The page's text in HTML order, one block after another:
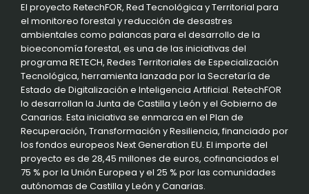
El proyecto RetechFOR, Red Tecnológica y Territorial para
el monitoreo forestal y reducción de desastres
ambientales como palancas para el desarrollo de la
bioeconomía forestal, es una de las iniciativas del
programa RETECH, Redes Territoriales de Especialización
Tecnológica, herramienta lanzada por la Secretaría de
Estado de Digitalización e Inteligencia Artificial. RetechFOR
lo desarrollan la Junta de Castilla y León y el Gobierno de
Canarias. Esta iniciativa se enmarca en el Plan de
Recuperación, Transformación y Resiliencia, financiado por
los fondos europeos Next Generation EU. El importe del
proyecto es de 28,45 millones de euros, cofinanciados el
75 % por la Unión Europea y el 25 % por las comunidades
autónomas de Castilla y León y Canarias.